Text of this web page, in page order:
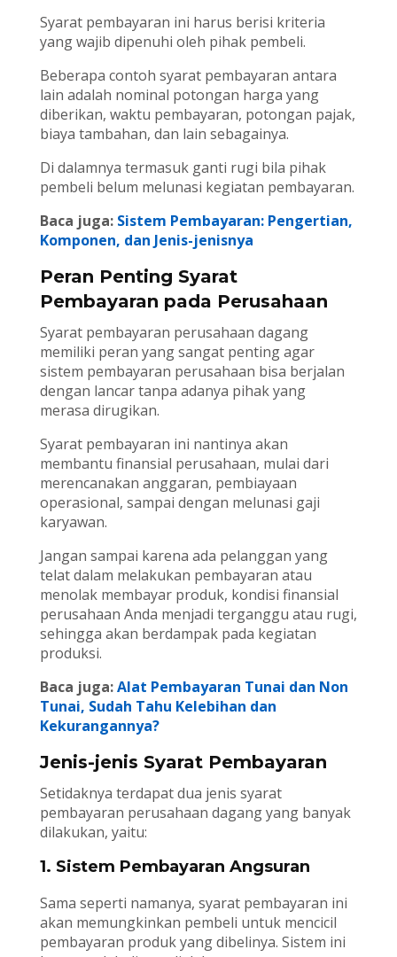
Syarat pembayaran ini harus berisi kriteria
yang wajib dipenuhi oleh pihak pembeli.
Beberapa contoh syarat pembayaran antara
lain adalah nominal potongan harga yang
diberikan, waktu pembayaran, potongan pajak,
biaya tambahan, dan lain sebagainya.
Di dalamnya termasuk ganti rugi bila pihak
pembeli belum melunasi kegiatan pembayaran.
Baca juga: Sistem Pembayaran: Pengertian,
Komponen, dan Jenis-jenisnya
Peran Penting Syarat
Pembayaran pada Perusahaan
Syarat pembayaran perusahaan dagang
memiliki peran yang sangat penting agar
sistem pembayaran perusahaan bisa berjalan
dengan lancar tanpa adanya pihak yang
merasa dirugikan.
Syarat pembayaran ini nantinya akan
membantu finansial perusahaan, mulai dari
merencanakan anggaran, pembiayaan
operasional, sampai dengan melunasi gaji
karyawan.
Jangan sampai karena ada pelanggan yang
telat dalam melakukan pembayaran atau
menolak membayar produk, kondisi finansial
perusahaan Anda menjadi terganggu atau rugi,
sehingga akan berdampak pada kegiatan
produksi.
Baca juga:Alat Pembayaran Tunai dan Non
Tunai, Sudah Tahu Kelebihan dan
Kekurangannya?
Jenis-jenis Syarat Pembayaran
Setidaknya terdapat dua jenis syarat
pembayaran perusahaan dagang yang banyak
dilakukan, yaitu:
1. Sistem Pembayaran Angsuran
Sama seperti namanya, syarat pembayaran ini
akan memungkinkan pembeli untuk mencicil
pembayaran produk yang dibelinya. Sistem ini